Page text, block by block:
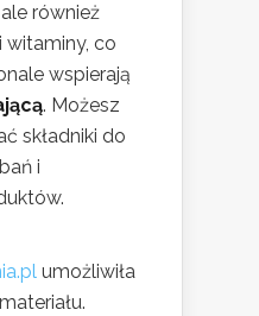
również
witaminy, co
wspierają
. Możesz
składniki do
i
umożliwiła